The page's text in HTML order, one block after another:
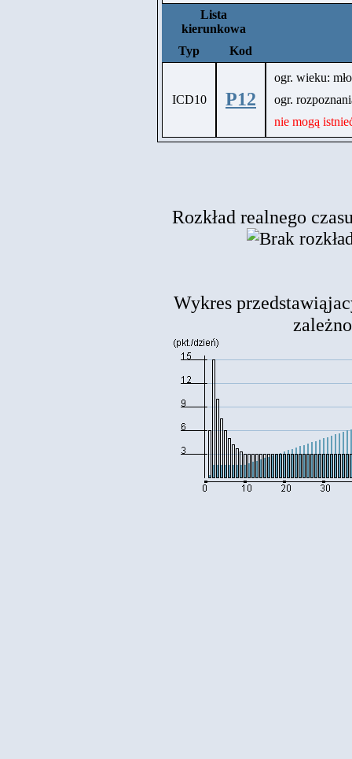
Lista
kierunkowa
Typ
Kod
ICD10 P12
ogr. wieku:
ogr.
nie mogą
Rozkład realnego
Wykres